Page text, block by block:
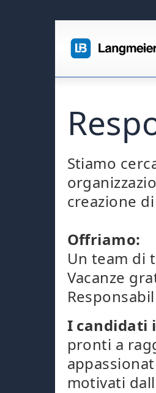
Stiamo
creazione
Offriamo:
Un team di
Vacanze
I candidati
pronti a
motivati